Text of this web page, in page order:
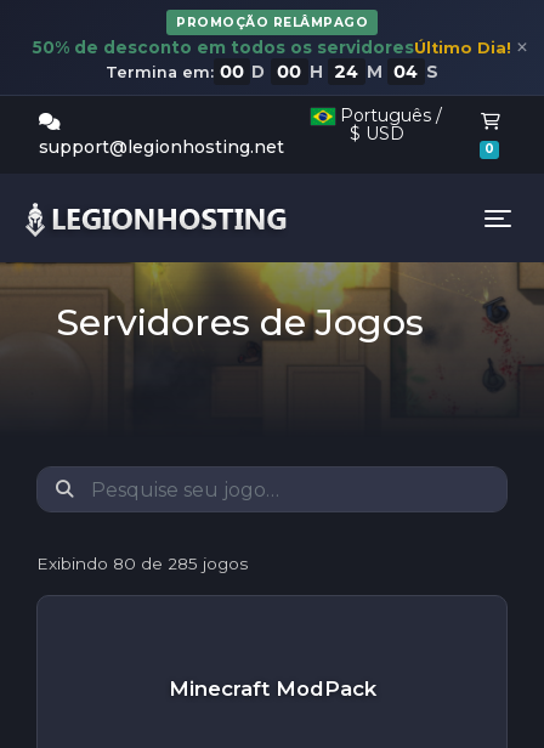
PROMOÇÃO RELÂMPAGO
50% de desconto em todos os servidoresÚltimo Dia!
Termina em: 00 D 00 H 24 M 03 S
×
support@legionhosting.net
$ USD
0
Servidores de Jogos
Exibindo 80 de 285 jogos
Minecraft ModPack